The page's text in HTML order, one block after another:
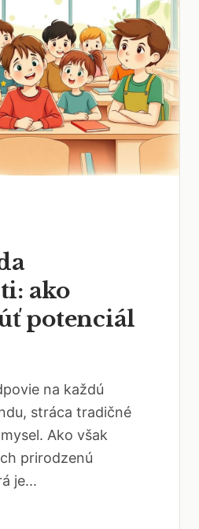
ako
potenciál
na každú
stráca tradičné
Ako však
prirodzenú
je...